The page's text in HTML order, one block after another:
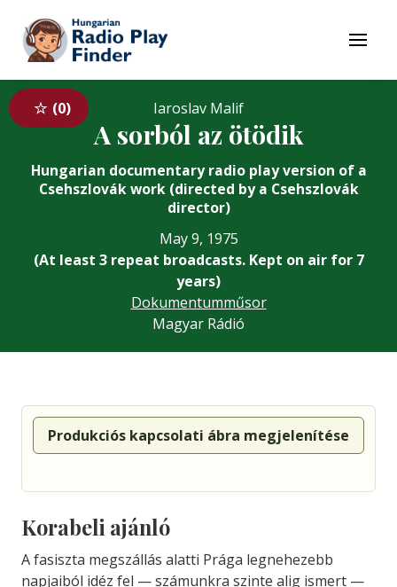
To contents
Menu
0 Iaroslav Malif
A sorból az ötödik
Hungarian documentary radio play version of a
Csehszlovák work (directed by a Csehszlovák
director)
May 9, 1975
(At least 3 repeat broadcasts. Kept on air for 7
years)
Dokumentumműsor
Magyar Rádió
Produkciós kapcsolati ábra megjelenítése
Korabeli ajánló
A fasiszta megszállás alatti Prága legnehezebb
napjaiból idéz fel — számunkra szinte alig ismert —